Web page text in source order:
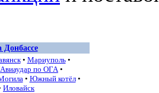
Донбассе
• Мариуполь•
Авиаудар по ОГА •
• Южный котёл•
Иловайск